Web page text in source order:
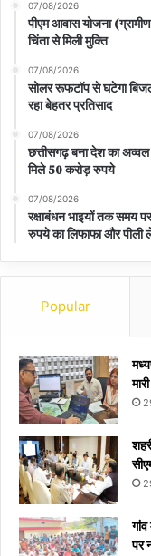
07/08/2026
पीएम आवास योजना
चिंता से मिली मुक्ति
07/08/2026
सोलर रूफटॉप से घटेगा
रहा बेहतर प्रतिसाद
07/08/2026
छत्तीसगढ़ बना देश का
मिले 50 करोड़ रुपये
07/08/2026
रक्षाबंधन भाइयों तक समय
रुपये का लिफाफा और पीली
Popular
मारी
पर